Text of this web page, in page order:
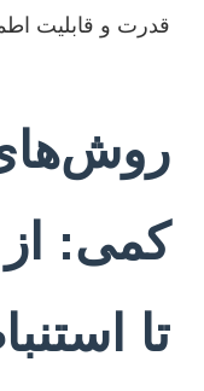
قدرت و قابلیت
کمی: از
تا